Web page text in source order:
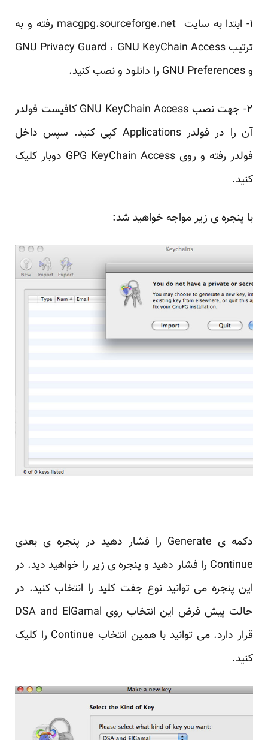
۱- ابتدا به سایت macgpg.sourceforge.net رفته و به
ترتیب GNU Privacy Guard ، GNU KeyChain Access
و GNU Preferences را دانلود و نصب کنید.
۲- جهت نصب GNU KeyChain Access کافیست فولدر
آن را در فولدر Applications کپی کنید. سپس داخل
فولدر رفته و روی GPG KeyChain Access دوبار کلیک
کنید.
با پنجره ی زیر مواجه خواهید شد:
دکمه ی Generate را فشار دهید در پنجره ی بعدی
Continue را فشار دهید و پنجره ی زیر را خواهید دید. در
این پنجره می توانید نوع جفت کلید را انتخاب کنید. در
حالت پیش فرض این انتخاب روی DSA and ElGamal
قرار دارد. می توانید با همین انتخاب Continue را کلیک
کنید.